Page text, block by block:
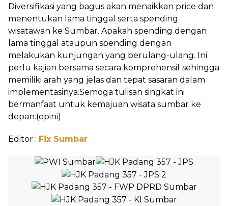
Diversifikasi yang bagus akan menaikkan price dan
menentukan lama tinggal serta spending
wisatawan ke Sumbar. Apakah spending dengan
lama tinggal ataupun spending dengan
melakukan kunjungan yang berulang-ulang. Ini
perlu kajian bersama secara komprehensif sehingga
memiliki arah yang jelas dan tepat sasaran dalam
implementasinya.Semoga tulisan singkat ini
bermanfaat untuk kemajuan wisata sumbar ke
depan.(opini)
Editor : Fix Sumbar